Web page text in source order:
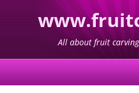
All about fruit